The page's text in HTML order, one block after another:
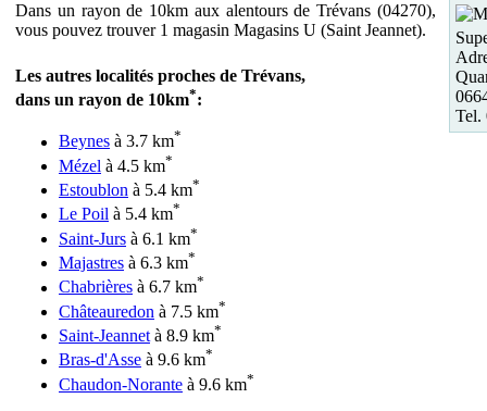
Dans un rayon de 10km aux alentours de Trévans (04270),
vous pouvez trouver 1 magasin Magasins U (Saint Jeannet).
Les autres localités proches de Trévans,
dans un rayon de 10km*:
Beynes à 3.7 km*
Mézel à 4.5 km*
Estoublon à 5.4 km*
Le Poil à 5.4 km*
Saint-Jurs à 6.1 km*
Majastres à 6.3 km*
Chabrières à 6.7 km*
Châteauredon à 7.5 km*
Saint-Jeannet à 8.9 km*
Bras-d'Asse à 9.6 km*
Chaudon-Norante à 9.6 km*
Tel.